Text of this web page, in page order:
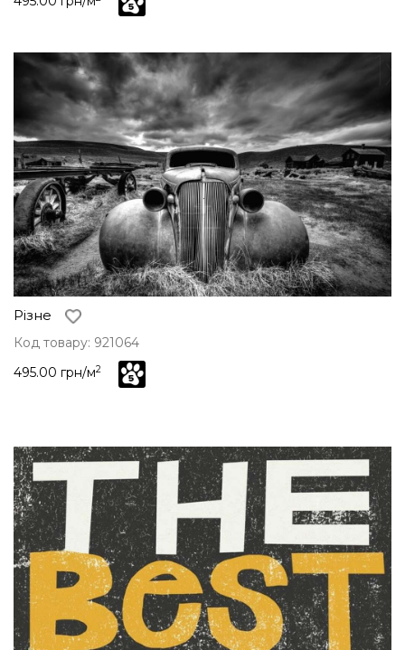
Різне
Код товару: 921064
495.00 грн/м2